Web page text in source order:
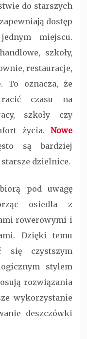
do starszych
dostęp
miejscu.
szkoły,
restauracje,
To oznacza, że
czasu na
szkoły czy
życia. Nowe
są bardziej
dzielnice.
pod uwagę
osiedla z
rowerowymi i
Dzięki temu
się czystszym
stylem
rozwiązania
wykorzystanie
deszczówki